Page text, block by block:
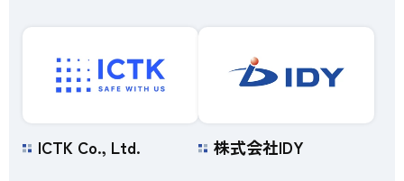
ICTK Co., Ltd. 株式会社IDY